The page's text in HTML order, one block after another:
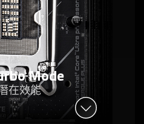
Mode
在效能